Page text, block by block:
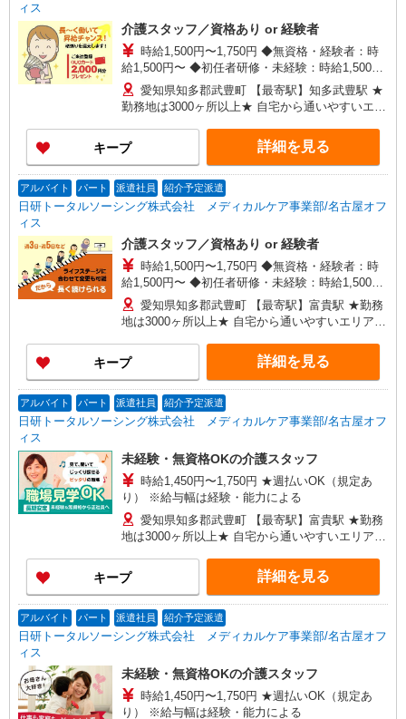
ィス
介護スタッフ／資格あり or 経験者
時給1,500円〜1,750円 ◆無資格・経験者：時
給1,500円〜 ◆初任者研修・未経験：時給1,500
円〜 ◆初任者研修・経験者：時給1,600円〜 ◆介
護福祉士：時給1,750円〜 ※経験者は3ヶ月以上 ※
給与幅は経験・能力による ★週払いOK（規定あ
り）
愛知県知多郡武豊町 【最寄駅】知多武豊駅 ★
勤務地は3000ヶ所以上★ 自宅から通いやすいエリ
キープ 詳細を見る
アルバイト パート 派遣社員 紹介予定派遣
日研トータルソーシング株式会社 メディカルケア事業部/名古屋オフ
ィス
介護スタッフ／資格あり or 経験者
時給1,500円〜1,750円 ◆無資格・経験者：時
給1,500円〜 ◆初任者研修・未経験：時給1,500
円〜 ◆初任者研修・経験者：時給1,600円〜 ◆介
護福祉士：時給1,750円〜 ※経験者は3ヶ月以上 ※
給与幅は経験・能力による ★週払いOK（規定あ
り）
愛知県知多郡武豊町 【最寄駅】富貴駅 ★勤務
地は3000ヶ所以上★ 自宅から通いやすいエリアな
キープ 詳細を見る
アルバイト パート 派遣社員 紹介予定派遣
日研トータルソーシング株式会社 メディカルケア事業部/名古屋オフ
ィス
未経験・無資格OKの介護スタッフ
時給1,450円〜1,750円 ★週払いOK（規定あ
り） ※給与幅は経験・能力による
愛知県知多郡武豊町 【最寄駅】富貴駅 ★勤務
地は3000ヶ所以上★ 自宅から通いやすいエリアな
キープ 詳細を見る
アルバイト パート 派遣社員 紹介予定派遣
日研トータルソーシング株式会社 メディカルケア事業部/名古屋オフ
ィス
未経験・無資格OKの介護スタッフ
時給1,450円〜1,750円 ★週払いOK（規定あ
り） ※給与幅は経験・能力による